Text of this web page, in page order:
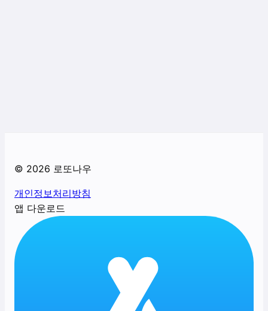
© 2026 로또나우
개인정보처리방침
앱 다운로드